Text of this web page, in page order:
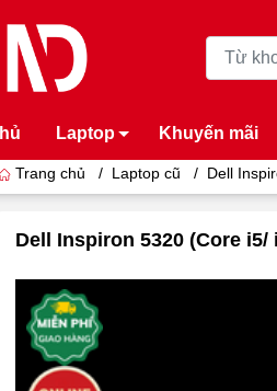
Laptop Khuyến mãi
Trang chủ / Laptop cũ / Dell
Dell Inspiron 5320 (Core i5/